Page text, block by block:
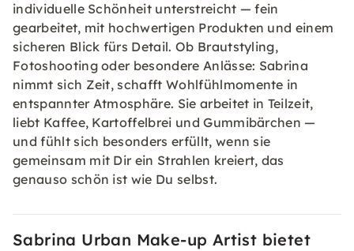
individuelle Schönheit unterstreicht — fein
gearbeitet, mit hochwertigen Produkten und einem
sicheren Blick fürs Detail. Ob Brautstyling,
Fotoshooting oder besondere Anlässe: Sabrina
nimmt sich Zeit, schafft Wohlfühlmomente in
entspannter Atmosphäre. Sie arbeitet in Teilzeit,
liebt Kaffee, Kartoffelbrei und Gummibärchen —
und fühlt sich besonders erfüllt, wenn sie
gemeinsam mit Dir ein Strahlen kreiert, das
genauso schön ist wie Du selbst.
Sabrina Urban Make-up Artist bietet